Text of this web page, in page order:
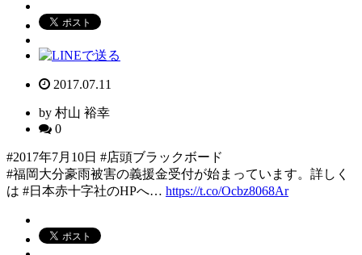
2017.07.11
by 村山 裕幸
0
#2017年7月10日 #店頭ブラックボード
#福岡大分豪雨被害の義援金受付が始まっています。詳しく
は #日本赤十字社のHPへ… https://t.co/Ocbz8068Ar